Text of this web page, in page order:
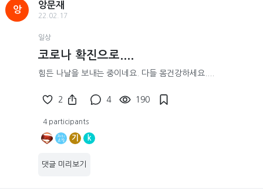
앙
앙문재
22.02.17
일상
코로나 확진으로....
힘든 나날을 보내는 중이네요. 다들 몸건강하세요....
2 4 190
4 participants
기 k
댓글 미리보기